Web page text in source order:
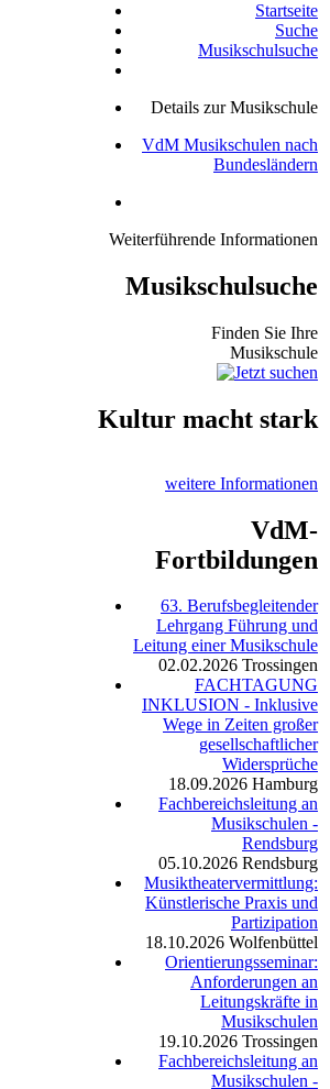
Startseite
Suche
Musikschulsuche
Details zur Musikschule
VdM Musikschulen nach
Bundesländern
Weiterführende Informationen
Musikschulsuche
Finden Sie Ihre
Musikschule
Kultur macht stark
weitere Informationen
VdM-
Fortbildungen
63. Berufsbegleitender
Lehrgang Führung und
Leitung einer Musikschule
02.02.2026 Trossingen
FACHTAGUNG
INKLUSION - Inklusive
Wege in Zeiten großer
gesellschaftlicher
Widersprüche
18.09.2026 Hamburg
Fachbereichsleitung an
Musikschulen -
Rendsburg
05.10.2026 Rendsburg
Musiktheatervermittlung:
Künstlerische Praxis und
Partizipation
18.10.2026 Wolfenbüttel
Orientierungsseminar:
Anforderungen an
Leitungskräfte in
Musikschulen
19.10.2026 Trossingen
Fachbereichsleitung an
Musikschulen -